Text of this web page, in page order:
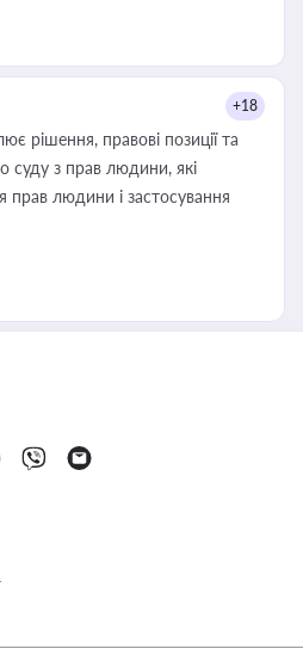
+18
рішення, правові позиції та
суду з прав людини, які
прав людини і застосування